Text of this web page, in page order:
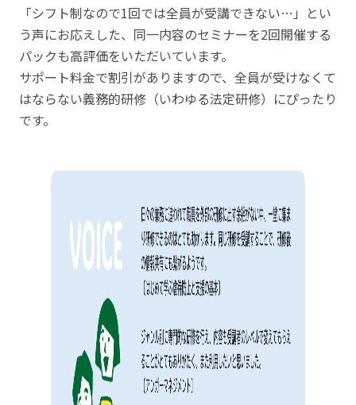
「シフト制なので1回では全員が受講できない…」とい
う声にお応えした、同一内容のセミナーを2回開催する
パックも高評価をいただいています。
サポート料金で割引がありますので、全員が受けなくて
はならない義務的研修（いわゆる法定研修）にぴったり
です。